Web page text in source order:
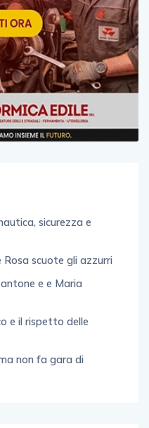
sicurezza e
Rosa scuote gli azzurri
e e Maria
e il rispetto delle
non fa gara di